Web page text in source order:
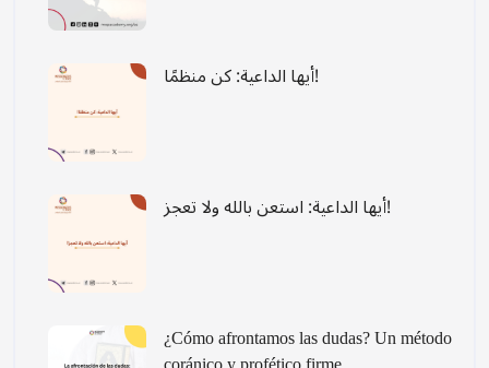
أيها الداعية: كن منظمًا!
أيها الداعية: استعن بالله ولا تعجز!
¿Cómo afrontamos las dudas? Un método